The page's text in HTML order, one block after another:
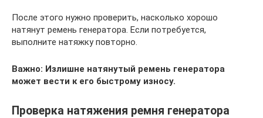
После этого нужно проверить, насколько хорошо
натянут ремень генератора. Если потребуется,
выполните натяжку повторно.
Важно: Излишне натянутый ремень генератора
может вести к его быстрому износу.
Проверка натяжения ремня генератора